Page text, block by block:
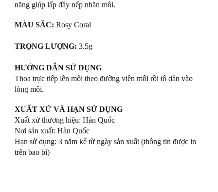
năng giúp lấp đầy nếp nhăn môi.
MÀU SẮC: Rosy Coral
TRỌNG LƯỢNG: 3.5g
HƯỚNG DẪN SỬ DỤNG
Thoa trực tiếp lên môi theo đường viền môi rồi tô dần vào
lòng môi.
XUẤT XỨ VÀ HẠN SỬ DỤNG
Xuất xứ thương hiệu: Hàn Quốc
Nơi sản xuất: Hàn Quốc
Hạn sử dụng: 3 năm kể từ ngày sản xuất (thông tin được in
trên bao bì)